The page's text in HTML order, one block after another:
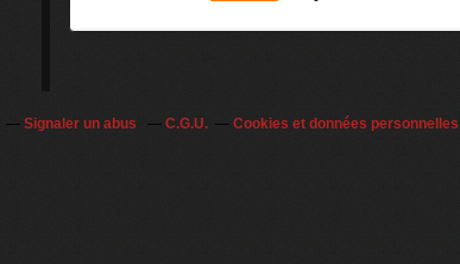
Signaler un abus C.G.U. Cookies et données personnelles